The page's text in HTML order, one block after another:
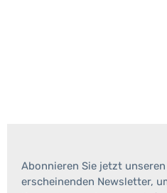
Abonnieren Sie jetzt
erscheinenden Newsletter,